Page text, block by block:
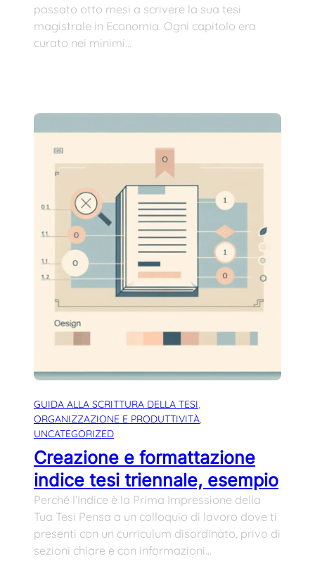
passato otto mesi a scrivere la sua tesi
magistrale in Economia. Ogni capitolo era
curato nei minimi…
GUIDA ALLA SCRITTURA DELLA TESI
ORGANIZZAZIONE E PRODUTTIVITÀ
UNCATEGORIZED
Creazione e formattazione
indice tesi triennale, esempio
Perché l’Indice è la Prima Impressione della
Tua Tesi Pensa a un colloquio di lavoro dove ti
presenti con un curriculum disordinato, privo di
sezioni chiare e con informazioni…